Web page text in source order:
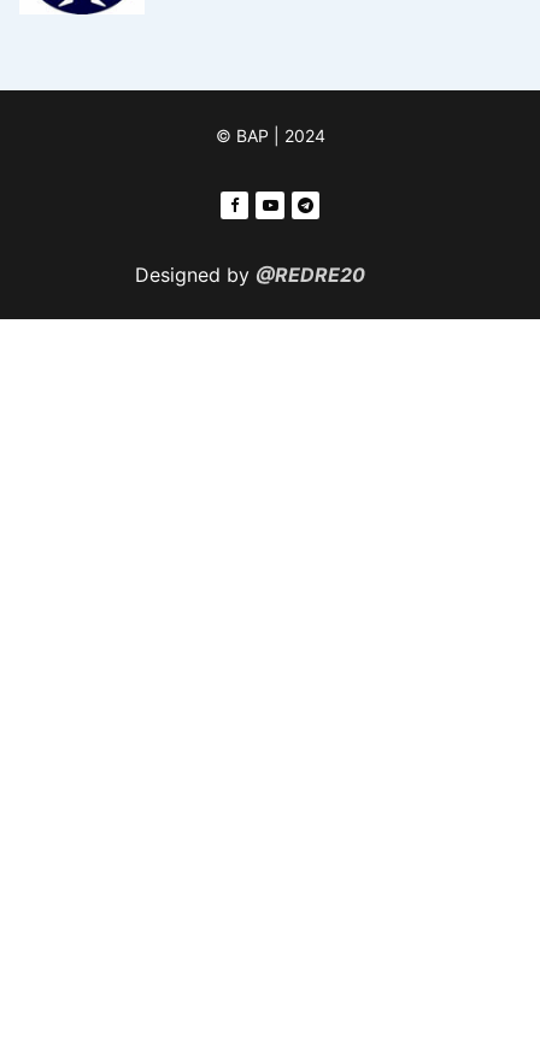
© ВАР | 2024
Designed by @REDRE20